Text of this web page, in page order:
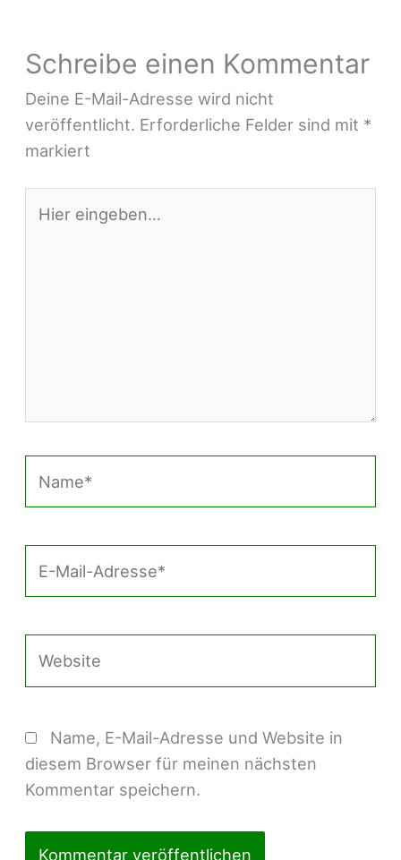
Schreibe einen Kommentar
Deine E-Mail-Adresse wird nicht
veröffentlicht. Erforderliche Felder sind mit *
markiert
eingeben…
Mail-
Name, E-Mail-Adresse und Website in
diesem Browser für meinen nächsten
Kommentar speichern.